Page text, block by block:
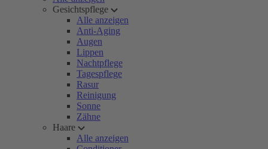
Gesichtspflege
Alle anzeigen
Anti-Aging
Augen
Lippen
Nachtpflege
Tagespflege
Rasur
Reinigung
Sonne
Zähne
Haare
Alle anzeigen